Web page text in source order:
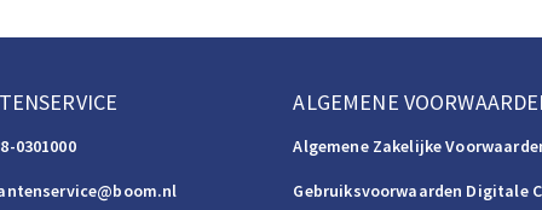
0301000
ALGEMENE
Algemene Zakelijke
Gebruiksvoorwaarden Digitale